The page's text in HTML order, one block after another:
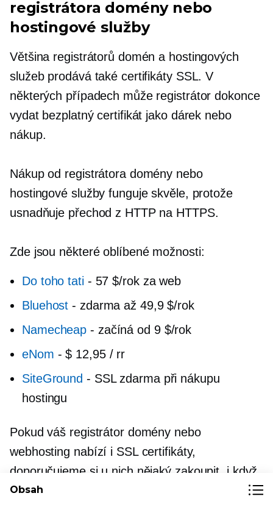
registrátora domény nebo
hostingové služby
Většina registrátorů domén a hostingových
služeb prodává také certifikáty SSL. V
některých případech může registrátor dokonce
vydat bezplatný certifikát jako dárek nebo
nákup.
Nákup od registrátora domény nebo
hostingové služby funguje skvěle, protože
usnadňuje přechod z HTTP na HTTPS.
Zde jsou některé oblíbené možnosti:
Do toho tati- 57 $/rok za web
Bluehost - zdarma až 49,9 $/rok
Namecheap - začíná od 9 $/rok
eNom - $ 12,95 / rr
SiteGround - SSL zdarma při nákupu
hostingu
Pokud váš registrátor domény nebo
webhosting nabízí i SSL certifikáty,
doporučujeme si u nich nějaký zakoupit, i když
je o něco dražší. To vám ušetří hodiny, když
Obsah